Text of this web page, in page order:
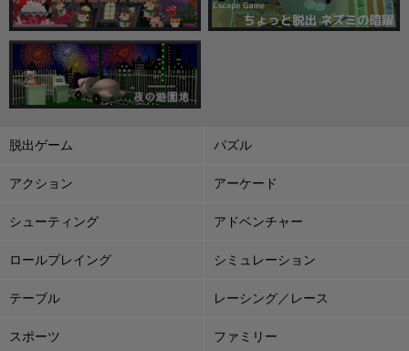
脱出ゲーム パズル
アクション アーケード
シューティング アドベンチャー
ロールプレイング シミュレーション
テーブル レーシング／レース
スポーツ ファミリー